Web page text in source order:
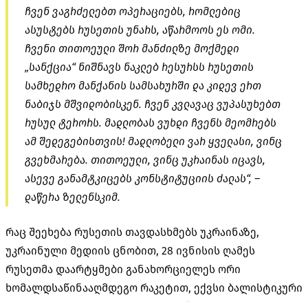
ჩვენ ვაგრძელებთ ოპერაციებს, რომლებიც
ასუსტებს რუსეთის უნარს, აწარმოოს ეს ომი.
ჩვენი თითოეული შორ მანძილზე მოქმედი
„სანქცია“ ნიშნავს ნაკლებ რესურსს რუსეთის
სამხედრო მანქანის სამსახურში და კიდევ ერთ
ნაბიჯს მშვიდობისკენ. ჩვენ კვლავაც ვუპასუხებთ
რუსულ ტერორს. მადლობას ვუხდი ჩვენს მეომრებს
ამ შედეგებისთვის! მადლობელი ვარ ყველასი, ვინც
გვეხმარება. თითოეული, ვინც უკრაინას იცავს,
ასევე განამტკიცებს კონსტიტუციის ძალას“, –
დაწერა ზელენსკიმ.
რაც შეეხება რუსეთის თავდასხმებს უკრაინაზე,
უკრაინული მედიის ცნობით, 28 ივნისის ღამეს
რუსეთმა დაარტყმები განახორციელეს ორი
ხომალდსაწინააღმდეგო რაკეტით, ექვსი ბალისტიკური